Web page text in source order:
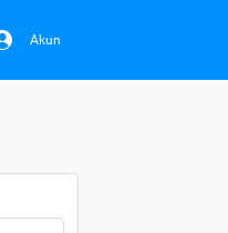
Akun